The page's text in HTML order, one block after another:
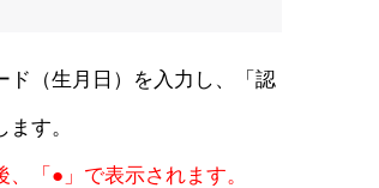
ド（生月日）を入力し、「認
す。
「●」で表示されます。